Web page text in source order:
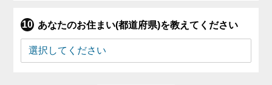
あなたのお住まい(都道府県)を教えてください